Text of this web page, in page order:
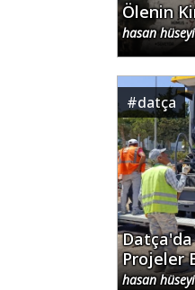
Ölenin
hasan
#datça
Datça'da
Projeler
hasan